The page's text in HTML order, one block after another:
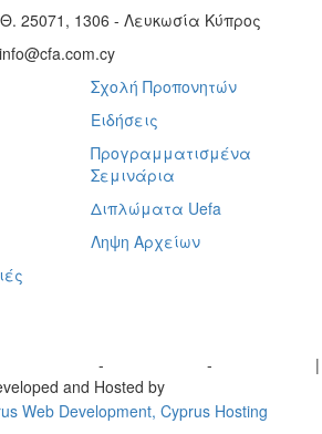
25071, 1306 - Λευκωσία Κύπρος
info@cfa.com.cy
Σχολή Προπονητών
Ειδήσεις
Προγραμματισμένα
Σεμινάρια
Διπλώματα Uefa
Ληψη Αρχείων
- -
|
and Hosted by